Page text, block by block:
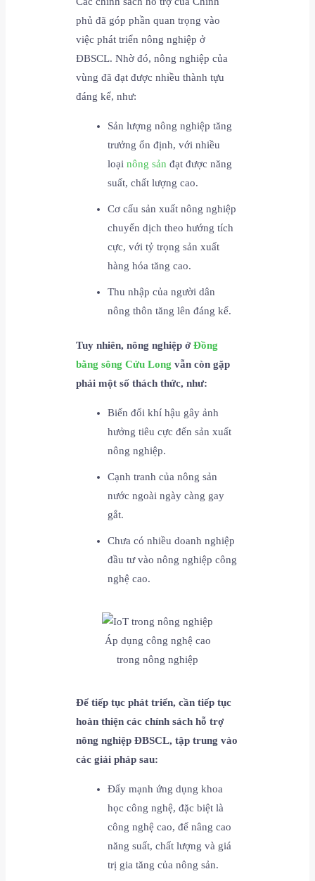
phủ đã góp phần quan trọng vào
việc phát triển nông nghiệp ở
ĐBSCL. Nhờ đó, nông nghiệp của
vùng đã đạt được nhiều thành tựu
đáng kể, như:
Sản lượng nông nghiệp tăng
trưởng ổn định, với nhiều
loạinông sản đạt được năng
suất, chất lượng cao.
Cơ cấu sản xuất nông nghiệp
chuyển dịch theo hướng tích
cực, với tỷ trọng sản xuất
hàng hóa tăng cao.
Thu nhập của người dân
nông thôn tăng lên đáng kể.
Tuy nhiên, nông nghiệp ởĐồng
bằng sông Cửu Long vẫn còn gặp
phải một số thách thức, như:
Biến đổi khí hậu gây ảnh
hưởng tiêu cực đến sản xuất
nông nghiệp.
Cạnh tranh của nông sản
nước ngoài ngày càng gay
gắt.
Chưa có nhiều doanh nghiệp
đầu tư vào nông nghiệp công
nghệ cao.
Áp dụng công nghệ cao
trong nông nghiệp
Để tiếp tục phát triển, cần tiếp tục
hoàn thiện các chính sách hỗ trợ
nông nghiệp ĐBSCL, tập trung vào
các giải pháp sau:
Đẩy mạnh ứng dụng khoa
học công nghệ, đặc biệt là
công nghệ cao, để nâng cao
năng suất, chất lượng và giá
trị gia tăng của nông sản.